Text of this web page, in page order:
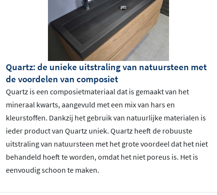
Quartz: de unieke uitstraling van natuursteen met
de voordelen van composiet
Quartz is een composietmateriaal dat is gemaakt van het
mineraal kwarts, aangevuld met een mix van hars en
kleurstoffen. Dankzij het gebruik van natuurlijke materialen is
ieder product van Quartz uniek. Quartz heeft de robuuste
uitstraling van natuursteen met het grote voordeel dat het niet
behandeld hoeft te worden, omdat het niet poreus is. Het is
eenvoudig schoon te maken.